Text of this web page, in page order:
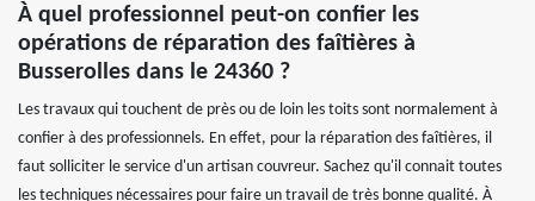
À quel professionnel peut-on confier les
opérations de réparation des faîtières à
Busserolles dans le 24360 ?
Les travaux qui touchent de près ou de loin les toits sont normalement à
confier à des professionnels. En effet, pour la réparation des faîtières, il
faut solliciter le service d'un artisan couvreur. Sachez qu'il connait toutes
les techniques nécessaires pour faire un travail de très bonne qualité. À